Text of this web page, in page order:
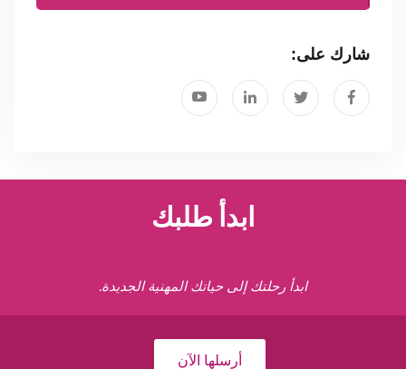
شارك على:
ابدأ طلبك
ابدأ رحلتك إلى حياتك المهنية الجديدة.
أرسلها الآن